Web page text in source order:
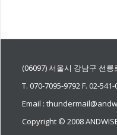
(06097) 서울시 강남구 선
T. 070-7095-9792 F. 02-
Email :
Copyright © 2008